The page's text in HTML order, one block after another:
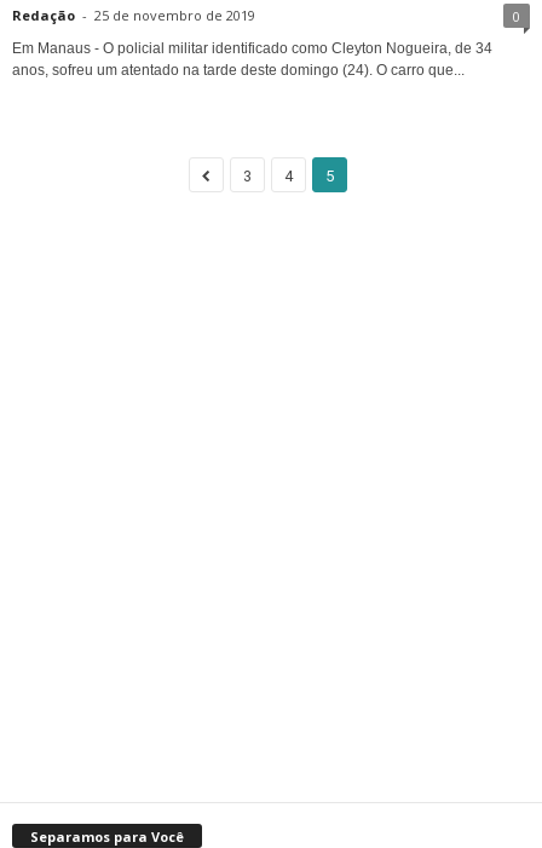
Redação - 25 de novembro de 2019 0
Em Manaus - O policial militar identificado como Cleyton Nogueira, de 34
anos, sofreu um atentado na tarde deste domingo (24). O carro que...
3 4 5
Separamos para Você